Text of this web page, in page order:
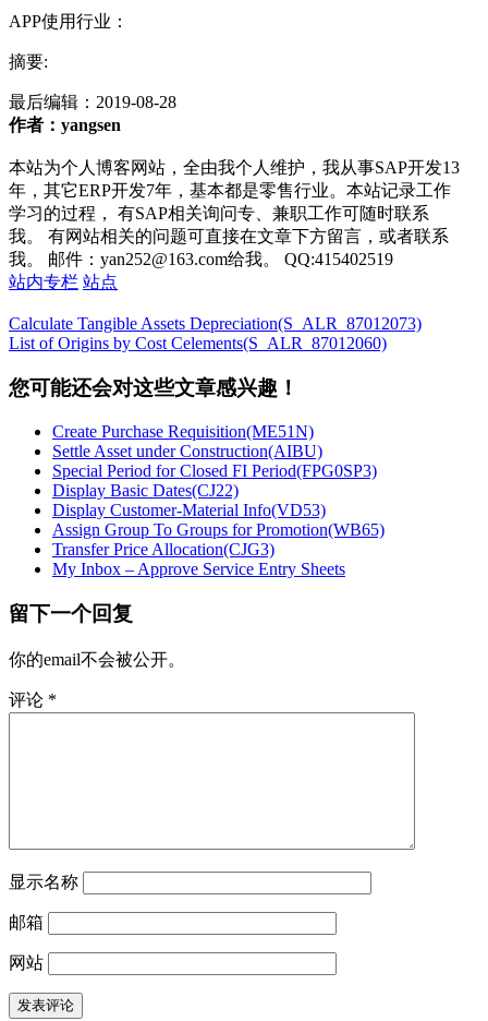
APP使用行业：
摘要:
最后编辑： 2019-08-28
作者：yangsen
本站为个人博客网站，全由我个人维护，我从事SAP开发13
年，其它ERP开发7年，基本都是零售行业。本站记录工作
学习的过程， 有SAP相关询问专、兼职工作可随时联系
我。 有网站相关的问题可直接在文章下方留言，或者联系
我。 邮件：yan252@163.com给我。 QQ:415402519
站内专栏 站点
Calculate Tangible Assets Depreciation(S_ALR_87012073)
List of Origins by Cost Celements(S_ALR_87012060)
您可能还会对这些文章感兴趣！
Create Purchase Requisition(ME51N)
Settle Asset under Construction(AIBU)
Special Period for Closed FI Period(FPG0SP3)
Display Basic Dates(CJ22)
Display Customer-Material Info(VD53)
Assign Group To Groups for Promotion(WB65)
Transfer Price Allocation(CJG3)
My Inbox – Approve Service Entry Sheets
留下一个回复
你的email不会被公开。
评论 *
显示名称
邮箱
网站